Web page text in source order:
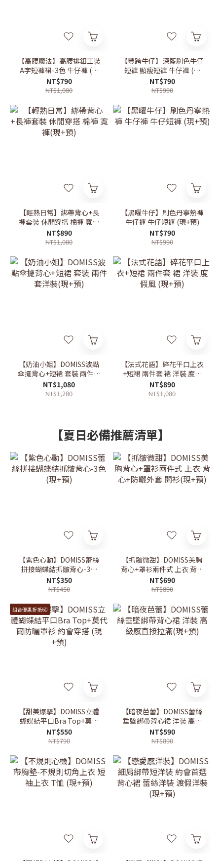
【高腰魔法】高腰排釦工裝
A字短褲裙-3色 牛仔褲 (現
+預)
NT$790
NT$1,080
【豐跨牛仔】深藍刷色牛仔
短褲 顯瘦短褲 牛仔褲 (現
+預)
NT$790
NT$990
【輕熟日常】綁帶背心+長
褲套裝 休閒穿搭 棉褲 寬褲
(現+預)
NT$890
NT$1,080
【黑曜牛仔】刷色丹寧熱褲
牛仔褲 牛仔短褲 (現+預)
NT$790
NT$990
【奶油小姐】DOMISS波點
傘擺背心+短裙 套裝 兩件套
洋裝(現+預)
NT$1,080
NT$1,280
【法式花語】碎花平口上衣
+短裙 兩件套 裙 洋裝 度假
風 (現+預)
NT$890
NT$1,080
【夏日必備推薦清單】
【紫色心動】DOMISS蕾絲
拼接蝴蝶結抓皺背心-3色
(現+預)
NT$350
NT$450
【抓皺微甜】DOMISS美胸
背心+罩衫兩件式 上衣 背心
+防曬外套 開衫(現+預)
NT$690
NT$890
組合優惠折抵60
【甜美爆擊】DOMISS立體
蝴蝶結平口Bra Top+莫代
爾防曬罩衫 約會穿搭 (現
+預)
NT$550
NT$790
【暗夜芭蕾】DOMISS蕾絲
垂墜綁帶背心裙 洋裝 高級
感直接拉滿(現+預)
NT$590
NT$890